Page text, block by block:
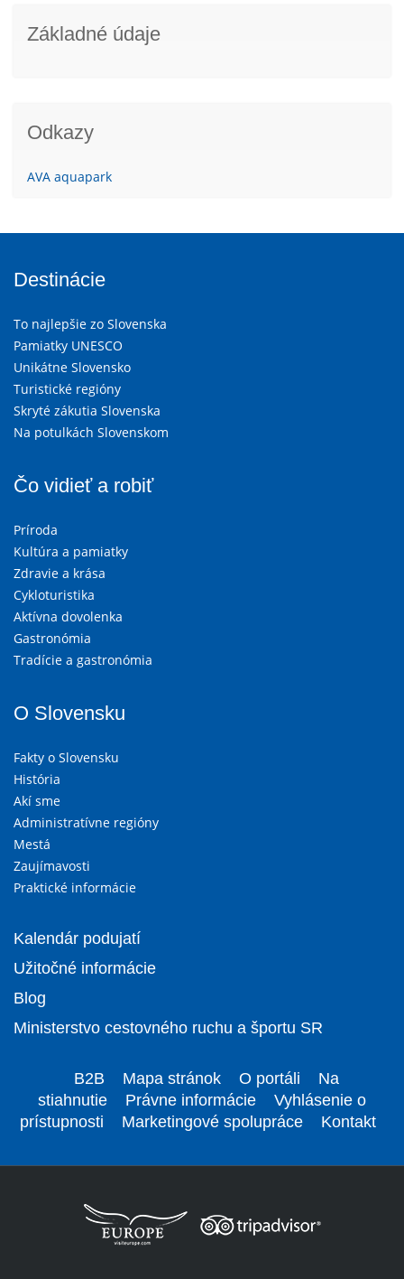
Základné údaje
Odkazy
AVA aquapark
Destinácie
To najlepšie zo Slovenska
Pamiatky UNESCO
Unikátne Slovensko
Turistické regióny
Skryté zákutia Slovenska
Na potulkách Slovenskom
Čo vidieť a robiť
Príroda
Kultúra a pamiatky
Zdravie a krása
Cykloturistika
Aktívna dovolenka
Gastronómia
Tradície a gastronómia
O Slovensku
Fakty o Slovensku
História
Akí sme
Administratívne regióny
Mestá
Zaujímavosti
Praktické informácie
Kalendár podujatí
Užitočné informácie
Blog
Ministerstvo cestovného ruchu a športu SR
B2B Mapa stránok O portáli
Na
stiahnutie
Právne informácie
Vyhlásenie o
prístupnosti
Marketingové spolupráce Kontakt